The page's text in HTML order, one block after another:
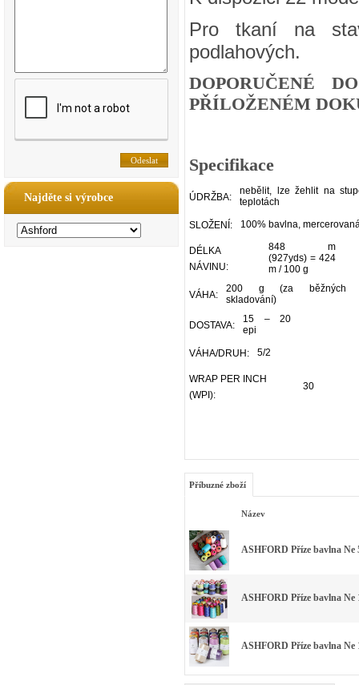
Najděte si výrobce
Pro tkaní na
podlahových.
DOPORUČENÉ
PŘÍLOŽENÉM
Specifikace
ÚDRŽBA:
nebělit, lze žehlit na
teplotách
SLOŽENÍ: 100% bavlna,
DÉLKA
NÁVINU:
848 m
(927yds) = 424
m / 100 g
VÁHA:
200 g (za běžných
skladování)
DOSTAVA:
15 – 20
epi
VÁHA/DRUH: 5/2
WRAP PER INCH
(WPI):
30
Příbuzné zboží
Název
ASHFORD Příze bavlna Ne
ASHFORD Příze bavlna Ne
ASHFORD Příze bavlna Ne